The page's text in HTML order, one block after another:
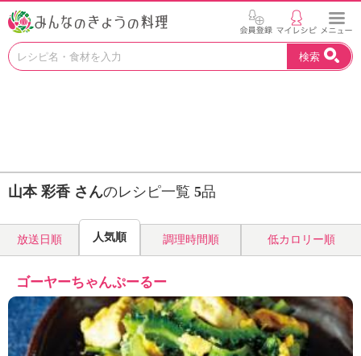
お
見
つ
よ
う
H
K
エ
デ
検索
山本 彩香 さんのレシピ一覧 5品
放送日順 人気順 調理時間順 低カロリー順
ゴーヤーちゃんぷーるー